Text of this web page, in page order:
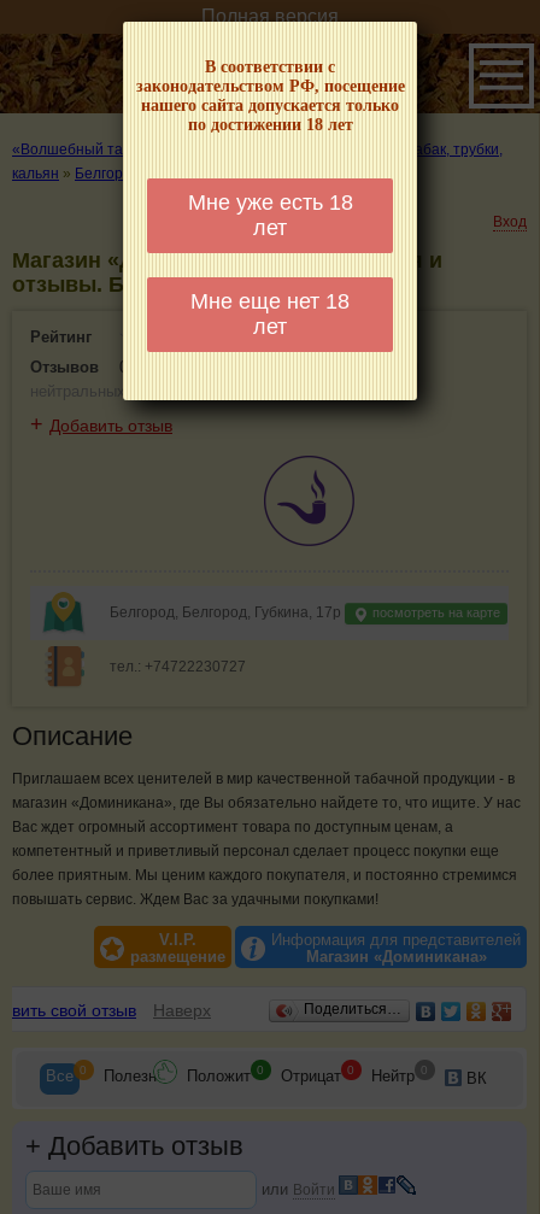
В соответствии с
законодательством РФ, посещение
нашего сайта допускается только
по достижении 18 лет
Мне уже есть 18
лет
Мне еще нет 18
лет
Полная версия
«Волшебный табачок» – о табаке и курении
Где купить табак, трубки,
кальян » Белгород
Вход
Магазин «Доминикана» - информация и
отзывы. Белгород
Рейтинг
0(0)
Отзывов
0
нейтральных
+ Добавить отзыв
Белгород, Белгород, Губкина, 17р посмотреть на карте
тел.: +74722230727
Описание
Приглашаем всех ценителей в мир качественной табачной продукции - в
магазин «Доминикана», где Вы обязательно найдете то, что ищите. У нас
Вас ждет огромный ассортимент товара по доступным ценам, а
компетентный и приветливый персонал сделает процесс покупки еще
более приятным. Мы ценим каждого покупателя, и постоянно стремимся
повышать сервис. Ждем Вас за удачными покупками!
V.I.P.
размещение
Информация для представителей
Магазин «Доминикана»
Отзывы
свой отзыв Наверх Поделиться…
Все 0 Полезн Положит 0 Отрицат 0 Нейтр 0 ВК
+ Добавить отзыв
или Войти